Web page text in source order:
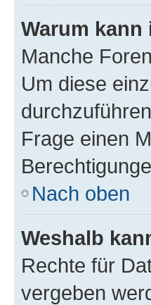
Warum
Manche
Um diese
Frage einen
Nach oben
Weshalb
Rechte für
vergeben